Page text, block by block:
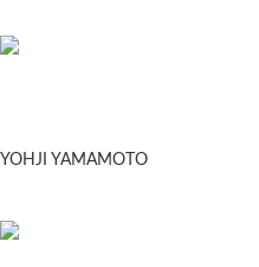
YOHJI YAMAMOTO